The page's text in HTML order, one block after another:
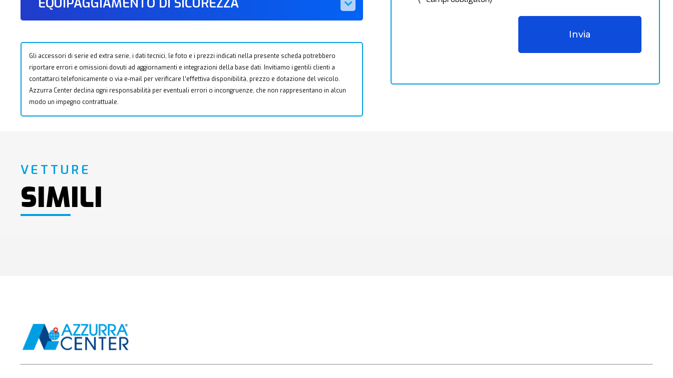
Gli accessori di serie ed extra serie, i dati tecnici, le foto e i prezzi indicati nella presente scheda potrebbero
riportare errori e omissioni dovuti ad aggiornamenti e integrazioni della base dati. Invitiamo i gentili clienti a
contattarci telefonicamente o via e-mail per verificare l’effettiva disponibilità, prezzo e dotazione del veicolo.
Azzurra Center declina ogni responsabilità per eventuali errori o incongruenze, che non rappresentano in alcun
modo un impegno contrattuale.
VETTURE
SIMILI